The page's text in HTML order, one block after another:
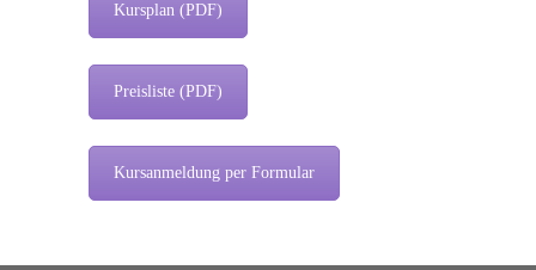
Kursplan (PDF)
Preisliste (PDF)
Kursanmeldung per Formular